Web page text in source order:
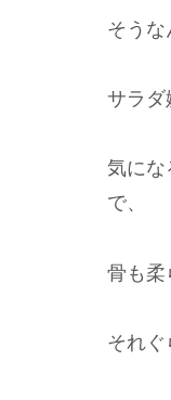
そう
サラダ
気にな
で、
骨も柔
それぐ